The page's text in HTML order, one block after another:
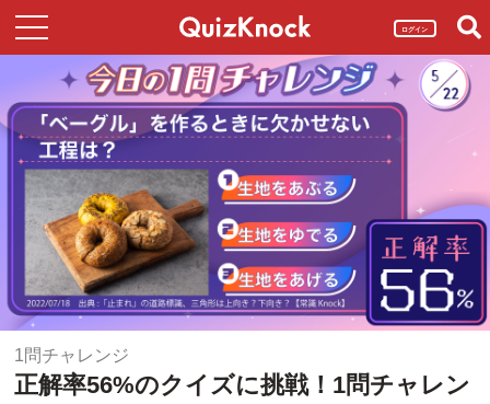
ログイン
1問チャレンジ
正解率56%のクイズに挑戦！1問チャレン